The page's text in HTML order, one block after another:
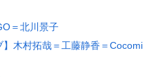
＝北川景子
】木村拓哉＝工藤静香＝Cocomi